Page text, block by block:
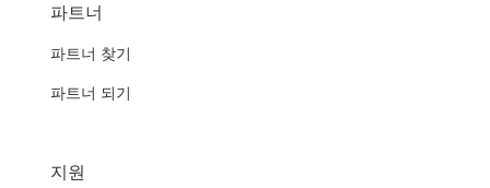
파트너
파트너 찾기
파트너 되기
지원